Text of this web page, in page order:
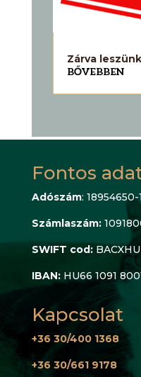
Zárva
BŐVEBBEN
Fontos
Adószám:
Számlaszám:
SWIFT cod:
IBAN: HU66 1091
Kapcsolat
+36 30/400 1368
+36 30/661 9178